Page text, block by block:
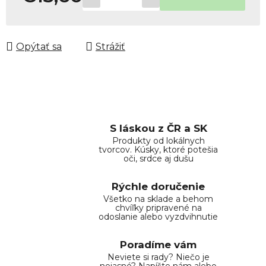
Opýtať sa Strážiť
S láskou z ČR a SK
Produkty od lokálnych
tvorcov. Kúsky, ktoré potešia
oči, srdce aj dušu
Rýchle doručenie
Všetko na sklade a behom
chvíľky pripravené na
odoslanie alebo vyzdvihnutie
Poradíme vám
Neviete si rady? Niečo je